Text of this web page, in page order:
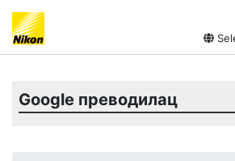
Google преводилац